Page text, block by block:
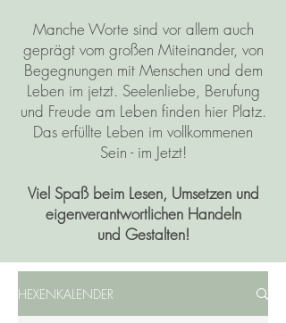
Manche Worte sind vor allem auch
geprägt vom großen Miteinander, von
Begegnungen mit Menschen und dem
Leben im jetzt. Seelenliebe, Berufung
und Freude am Leben finden hier Platz.
Das erfüllte Leben im vollkommenen
Sein - im Jetzt!
Viel Spaß beim Lesen, Umsetzen und
eigenverantwortlichen Handeln
und Gestalten!
HEXENKALENDER